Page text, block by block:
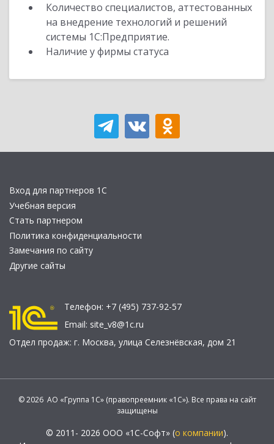
Количество специалистов, аттестованных
на внедрение технологий и решений
системы 1С:Предприятие.
Наличие у фирмы статуса
Вход для партнеров 1С
Учебная версия
Стать партнером
Политика конфиденциальности
Замечания по сайту
Другие сайты
Телефон: +7 (495) 737-92-57
Email: site_v8@1c.ru
Отдел продаж: г. Москва, улица Селезнёвская, дом 21
© 2026 АО «Группа 1С» (правопреемник «1С»). Все права на сайт
защищены
© 2011- 2026 ООО «1С-Софт» (о компании).